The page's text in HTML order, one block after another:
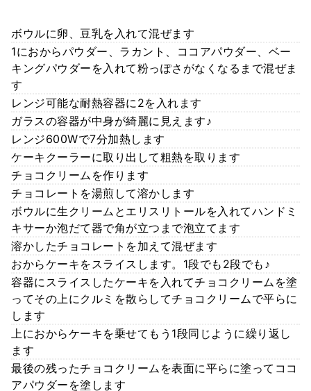
ボウルに卵、豆乳を入れて混ぜます
1におからパウダー、ラカント、ココアパウダー、ベー
キングパウダーを入れて粉っぽさがなくなるまで混ぜま
す
レンジ可能な耐熱容器に2を入れます
ガラスの容器が中身が綺麗に見えます♪
レンジ600Wで7分加熱します
ケーキクーラーに取り出して粗熱を取ります
チョコクリームを作ります
チョコレートを湯煎して溶かします
ボウルに生クリームとエリスリトールを入れてハンドミ
キサーか泡だて器で角が立つまで泡立てます
溶かしたチョコレートを加えて混ぜます
おからケーキをスライスします。1段でも2段でも♪
容器にスライスしたケーキを入れてチョコクリームを塗
ってその上にクルミを散らしてチョコクリームで平らに
します
上におからケーキを乗せてもう1段同じように繰り返し
ます
最後の残ったチョコクリームを表面に平らに塗ってココ
アパウダーを塗します